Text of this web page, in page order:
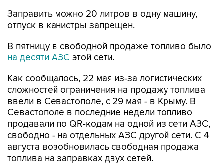
Заправить можно 20 литров в одну машину,
отпуск в канистры запрещен.
В пятницу в свободной продаже топливо было
на десяти АЗС этой сети.
Как сообщалось, 22 мая из-за логистических
сложностей ограничения на продажу топлива
ввели в Севастополе, с 29 мая - в Крыму. В
Севастополе в последние недели топливо
продавали по QR-кодам на одной из сети АЗС,
свободно - на отдельных АЗС другой сети. С 4
августа возобновилась свободная продажа
топлива на заправках двух сетей.